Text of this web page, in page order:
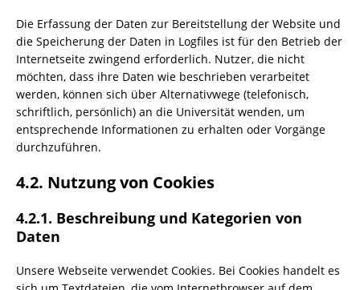
Die Erfassung der Daten zur Bereitstellung der Website und
die Speicherung der Daten in Logfiles ist für den Betrieb der
Internetseite zwingend erforderlich. Nutzer, die nicht
möchten, dass ihre Daten wie beschrieben verarbeitet
werden, können sich über Alternativwege (telefonisch,
schriftlich, persönlich) an die Universität wenden, um
entsprechende Informationen zu erhalten oder Vorgänge
durchzuführen.
4.2. Nutzung von Cookies
4.2.1. Beschreibung und Kategorien von
Daten
Unsere Webseite verwendet Cookies. Bei Cookies handelt es